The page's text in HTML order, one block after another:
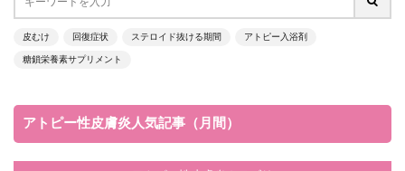
皮むけ 回復症状 ステロイド抜ける期間 アトピー入浴剤
糖鎖栄養素サプリメント
アトピー性皮膚炎人気記事（月間）